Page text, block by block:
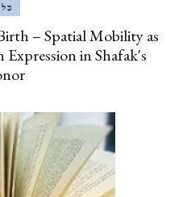
– Spatial Mobility as
in Shafak's